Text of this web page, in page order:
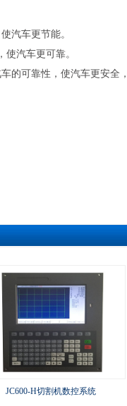
汽车更节能。
汽车更可靠。
的可靠性，使汽车更安全，
JC600-H切割机数控系统